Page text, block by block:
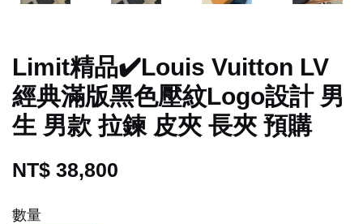
Limit精品✔️Louis Vuitton LV
經典滿版黑色壓紋Logo設計 男
生 男款 拉鍊 皮夾 長夾 預購
NT$ 38,800
數量